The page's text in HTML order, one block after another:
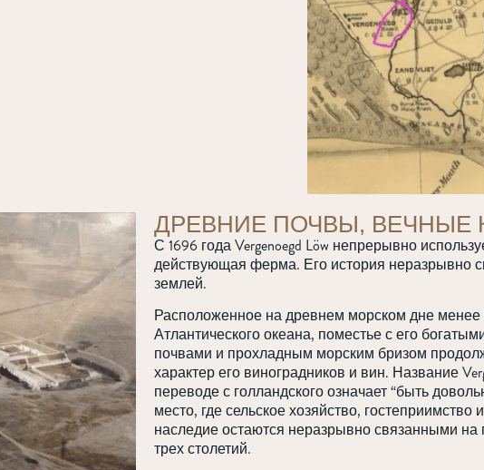
ДРЕВНИЕ ПОЧВЫ, ВЕЧНЫЕ
С 1696 года Vergenoegd Löw непрерывно
действующая ферма. Его история неразрывно
землей.
Расположенное на древнем морском дне менее
Атлантического океана, поместье с его
почвами и прохладным морским бризом
характер его виноградников и вин. Название
переводе с голландского означает “быть
место, где сельское хозяйство, гостеприимство
наследие остаются неразрывно связанными
трех столетий.